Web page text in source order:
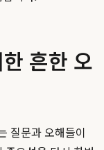
흔한 오
질문과 오해들이